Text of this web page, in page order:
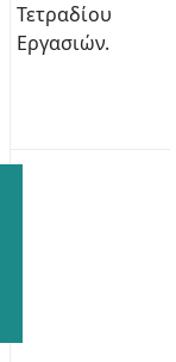
Τετραδίου
Εργασιών.